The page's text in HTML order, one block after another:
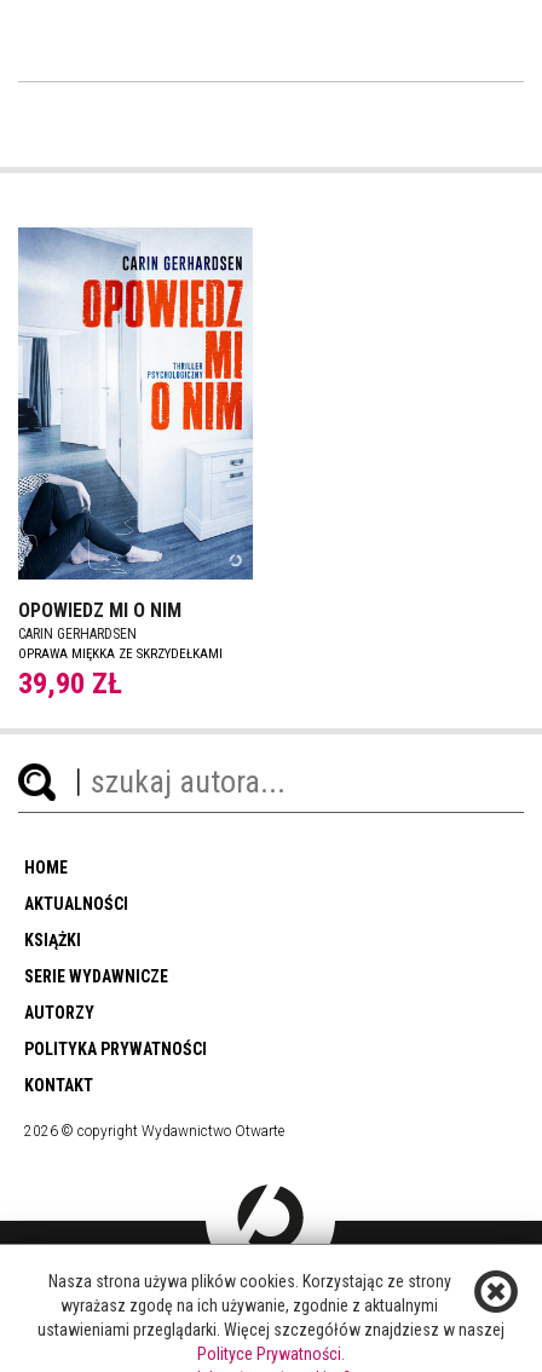
OPOWIEDZ MI O NIM
CARIN GERHARDSEN
OPRAWA MIĘKKA ZE SKRZYDEŁKAMI
39,90 ZŁ
HOME
AKTUALNOŚCI
KSIĄŻKI
SERIE WYDAWNICZE
AUTORZY
POLITYKA PRYWATNOŚCI
KONTAKT
2026 © copyright Wydawnictwo Otwarte
DOŁĄCZ DO NAS
FACEBOOK
TWITTER
Nasza strona używa plików cookies. Korzystając ze strony
wyrażasz zgodę na ich używanie, zgodnie z aktualnymi
ustawieniami przeglądarki. Więcej szczegółów znajdziesz w naszej
Polityce Prywatności.